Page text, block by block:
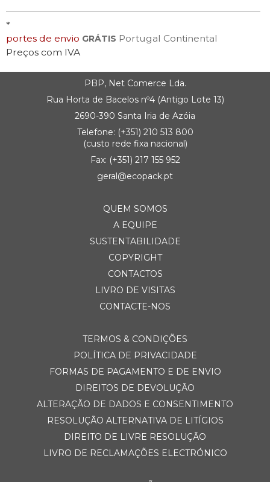
*
portes de envio GRÁTIS Portugal Continental
Preços com IVA
PBP, Net Comerce Lda.
Rua Horta de Bacelos nº4 (Antigo Lote 13)
2690-390 Santa Iria de Azóia
Telefone: (+351) 210 513 800
(custo rede fixa nacional)
Fax: (+351) 217 155 952
geral@ecopack.pt
QUEM SOMOS
A EQUIPE
SUSTENTABILIDADE
COPYRIGHT
CONTACTOS
LIVRO DE VISITAS
CONTACTE-NOS
TERMOS & CONDIÇÕES
POLÍTICA DE PRIVACIDADE
FORMAS DE PAGAMENTO E DE ENVIO
DIREITOS DE DEVOLUÇÃO
ALTERAÇÃO DE DADOS E CONSENTIMENTO
RESOLUÇÃO ALTERNATIVA DE LITÍGIOS
DIREITO DE LIVRE RESOLUÇÃO
LIVRO DE RECLAMAÇÕES ELECTRÓNICO